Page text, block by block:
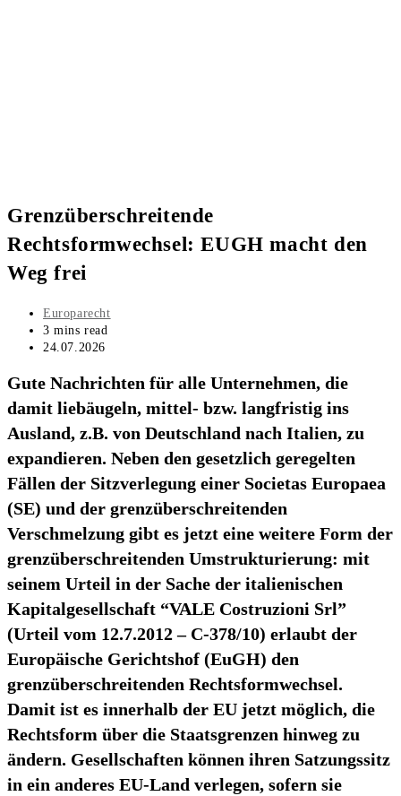
Grenzüberschreitende
Rechtsformwechsel: EUGH macht den
Weg frei
Post
category:
Europarecht
Reading
time:
3 mins read
Post
modified:
24.07.2026
Gute Nachrichten für alle Unternehmen, die
damit liebäugeln, mittel- bzw. langfristig ins
Ausland, z.B. von Deutschland nach Italien, zu
expandieren. Neben den gesetzlich geregelten
Fällen der Sitzverlegung einer Societas Europaea
(SE) und der grenzüberschreitenden
Verschmelzung gibt es jetzt eine weitere Form der
grenzüberschreitenden Umstrukturierung: mit
seinem Urteil in der Sache der italienischen
Kapitalgesellschaft “VALE Costruzioni Srl”
(Urteil vom 12.7.2012 – C-378/10) erlaubt der
Europäische Gerichtshof (EuGH) den
grenzüberschreitenden Rechtsformwechsel.
Damit ist es innerhalb der EU jetzt möglich, die
Rechtsform über die Staatsgrenzen hinweg zu
ändern. Gesellschaften können ihren Satzungssitz
in ein anderes EU-Land verlegen, sofern sie